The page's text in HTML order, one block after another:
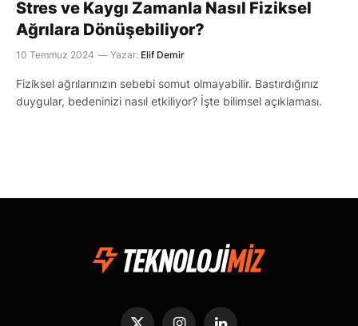
Stres ve Kaygı Zamanla Nasıl Fiziksel
Ağrılara Dönüşebiliyor?
10 Temmuz 2024 Yazar: Elif Demir
Fiziksel ağrılarınızın sebebi somut olmayabilir. Bastırdığınız
duygular, bedeninizi nasıl etkiliyor? İşte bilimsel açıklaması.